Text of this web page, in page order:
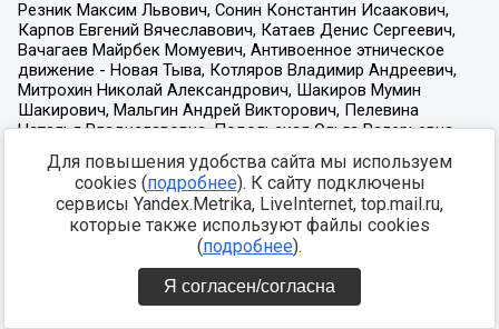
Для повышения удобства сайта мы используем
cookies (подробнее). К сайту подключены
сервисы Yandex.Metrika, LiveInternet, top.mail.ru,
которые также используют файлы cookies
(подробнее).
Я согласен/согласна